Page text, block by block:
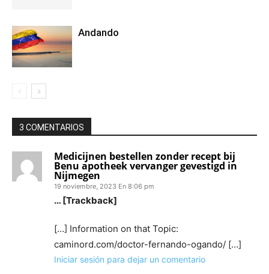
Andando
3 COMENTARIOS
Medicijnen bestellen zonder recept bij
Benu apotheek vervanger gevestigd in
Nijmegen
19 noviembre, 2023 En 8:06 pm
… [Trackback]
[…] Information on that Topic:
caminord.com/doctor-fernando-ogando/ […]
Iniciar sesión para dejar un comentario